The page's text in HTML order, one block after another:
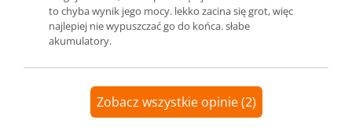
to chyba wynik jego mocy. lekko zacina się grot, więc
najlepiej nie wypuszczać go do końca. słabe
akumulatory.
Zobacz wszystkie opinie (2)